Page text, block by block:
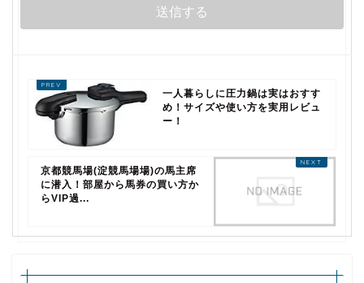
一人暮らしに圧力鍋は実はおすす
め！サイズや使い方を実用レビュ
ー！
京都競馬場(淀競馬場場)の馬主席
に潜入！部屋から馬券の買い方か
らVIP過...